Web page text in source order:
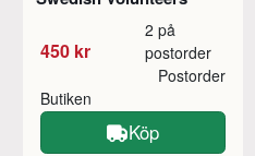
450 kr
2 på
postorder
Butiken
Postorder
Köp